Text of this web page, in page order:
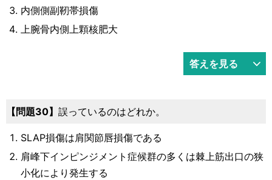
内側側副靭帯損傷
上腕骨内側上顆核肥大
答えを見る
30 誤っているのはどれか。
SLAP損傷は肩関節唇損傷である
肩峰下インピンジメント症候群の多くは棘上筋出口の狭
小化により発生する